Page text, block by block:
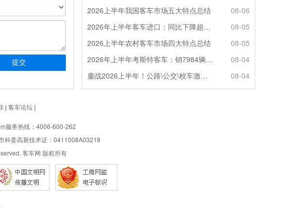
2026上半年我国客车市场五大特点总结
08-06
2026年上半年客车进口：同比下降超4成，轻客主体地位凸显
08-05
2026上半年农村客车市场四大特点总结
08-05
2026年上半年考斯特客车：销7984辆 6米领涨领跑 电动化提速
08-04
鏖战2026上半年！公路\公交\校车激烈角逐，谁问鼎赛道赢家?
08-04
| 客车论坛|
服务热线：4006-600-262
科委高新技术证：0411008A03218
客车网 版权所有